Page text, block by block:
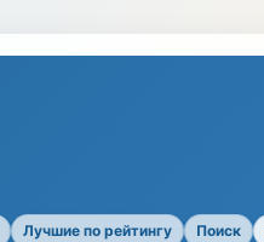
Лучшие по рейтингу Поиск